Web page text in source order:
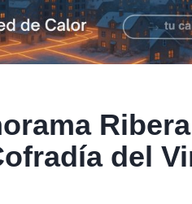
del